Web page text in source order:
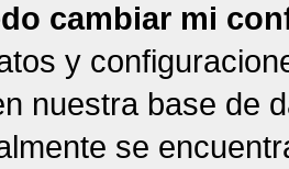
cambiar mi
y
nuestra base de
se